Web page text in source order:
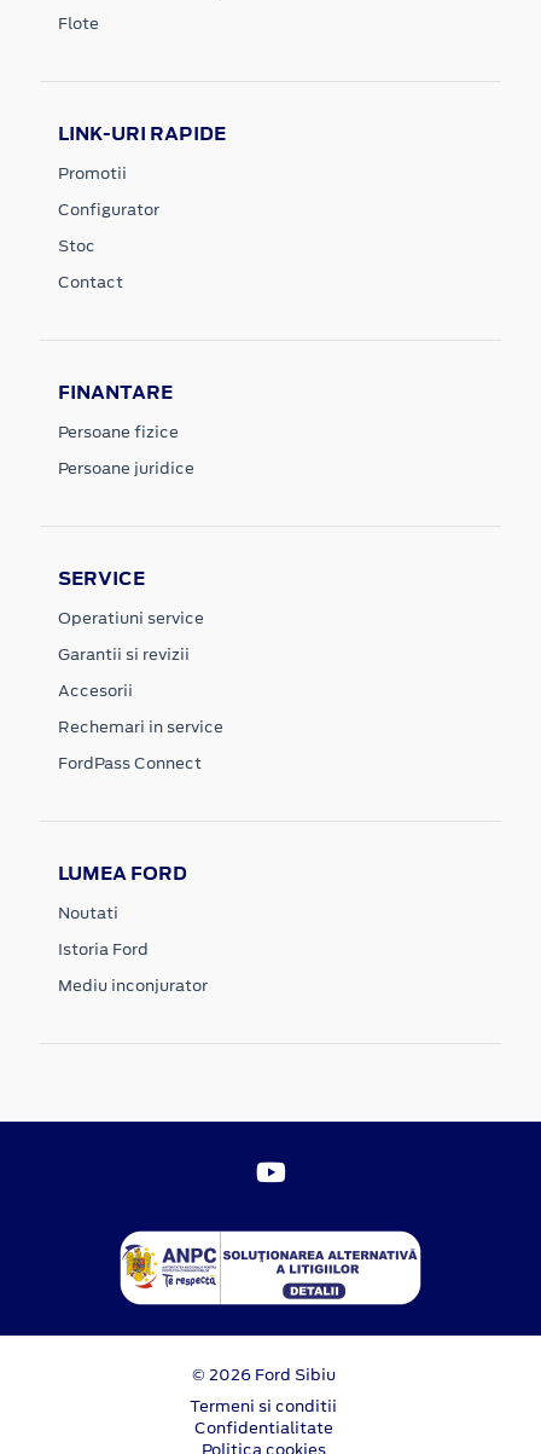
Flote
LINK-URI RAPIDE
Promotii
Configurator
Stoc
Contact
FINANTARE
Persoane fizice
Persoane juridice
SERVICE
Operatiuni service
Garantii si revizii
Accesorii
Rechemari in service
FordPass Connect
LUMEA FORD
Noutati
Istoria Ford
Mediu inconjurator
© 2026 Ford Sibiu
Termeni si conditii
Confidentialitate